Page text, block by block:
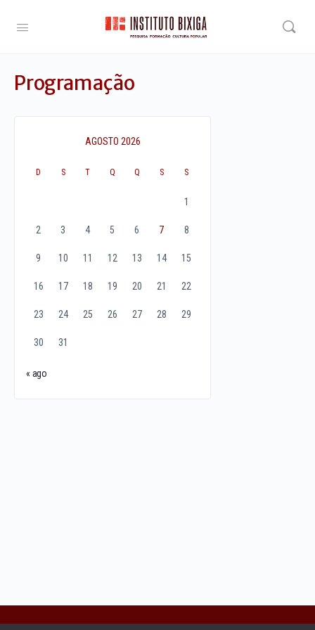
Programação
AGOSTO 2026
D S T Q Q S S
1
2 3 4 5 6 7 8
9 10 11 12 13 14 15
16 17 18 19 20 21 22
23 24 25 26 27 28 29
30 31
« ago